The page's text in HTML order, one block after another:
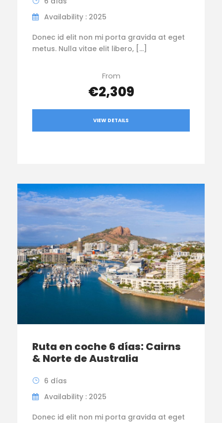
Availability : 2025
Donec id elit non mi porta gravida at eget
metus. Nulla vitae elit libero, […]
From
€2,309
VIEW DETAILS
Ruta en coche 6 días: Cairns
& Norte de Australia
6 días
Availability : 2025
Donec id elit non mi porta gravida at eget